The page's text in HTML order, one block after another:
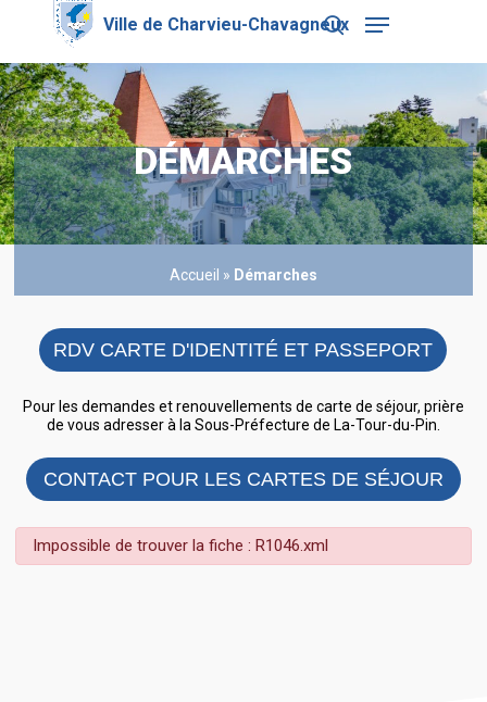
content
search
Menu
DÉMARCHES
Accueil » Démarches
RDV CARTE D'IDENTITÉ ET PASSEPORT
Pour les demandes et renouvellements de carte de séjour, prière
de vous adresser à la Sous-Préfecture de La-Tour-du-Pin.
CONTACT POUR LES CARTES DE SÉJOUR
Impossible de trouver la fiche : R1046.xml
Close